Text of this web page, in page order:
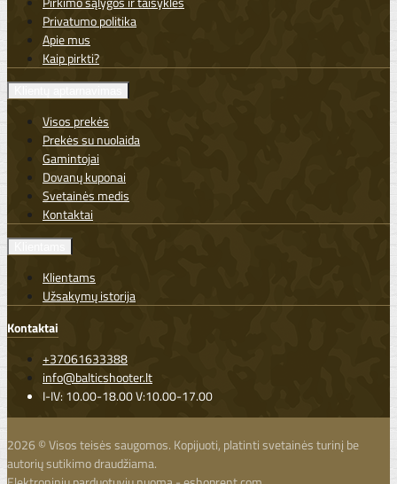
Privatumo politika
Apie mus
Kaip pirkti?
Visos prekės
Prekės su nuolaida
Gamintojai
Dovanų kuponai
Svetainės medis
Kontaktai
Klientams
Užsakymų istorija
Kontaktai
+37061633388
info@balticshooter.lt
I-IV: 10.00-18.00 V:10.00-17.00
2026 © Visos teisės saugomos. Kopijuoti, platinti svetainės turinį be
autorių sutikimo draudžiama.